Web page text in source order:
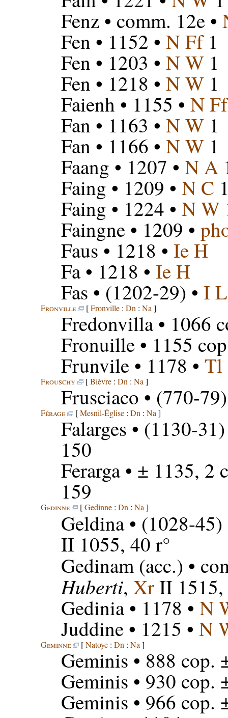
Fenz• comm. 12e •
Fen • 1152 • N Ff1
Fen • 1203 • N W1
Fen • 1218 • N W1
Faienh • 1155 • N Ff
Fan • 1163 • N W1
Fan • 1166 • N W1
Faang • 1207 • N A
Faing • 1209 • N C
Faing • 1224 • N W
Faingne• 1209 •
Faus• 1218 • Ie H
Fa• 1218 • Ie H
Fas • (1202-29) • I L
Fronville [Fronville: Dn : Na ]
Fredonvilla• 1066
Fronuille• 1155
Frunvile• 1178 • Tl
Frouschy [Bièvre: Dn : Na ]
Frusciaco • (770-
Férage [Mesnil-Église: Dn : Na ]
Falarges • (1130-
150
Ferarga• ± 1135, 2
159
Gedinne [Gedinne: Dn : Na ]
Geldina• (1028-45)
II 1055, 40 r°
Gedinam(acc.) •
Huberti, XrII 1515,
Gedinia• 1178 • N
Juddine• 1215 • N
Geminne [Natoye: Dn : Na ]
Geminis • 888 cop.
Geminis • 930 cop.
Geminis • 966 cop.